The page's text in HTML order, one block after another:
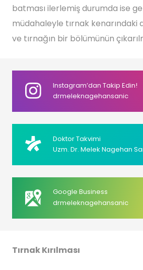
batması ilerlemiş durumda ise
müdahaleyle tırnak kenarındaki
ve tırnağın bir bölümünün
Instagram’dan Takip Edin!
drmeleknagehansanic
Doktor Takvimi
Uzm. Dr. Melek Nagehan
Google Business
drmeleknagehansanic
Tırnak Kırılması